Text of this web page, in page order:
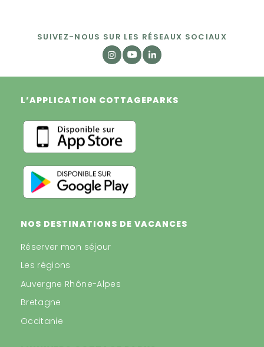
SUIVEZ-NOUS SUR LES RÉSEAUX SOCIAUX
L’APPLICATION COTTAGEPARKS
NOS DESTINATIONS DE VACANCES
Réserver mon séjour
Les régions
Auvergne Rhône-Alpes
Bretagne
Occitanie